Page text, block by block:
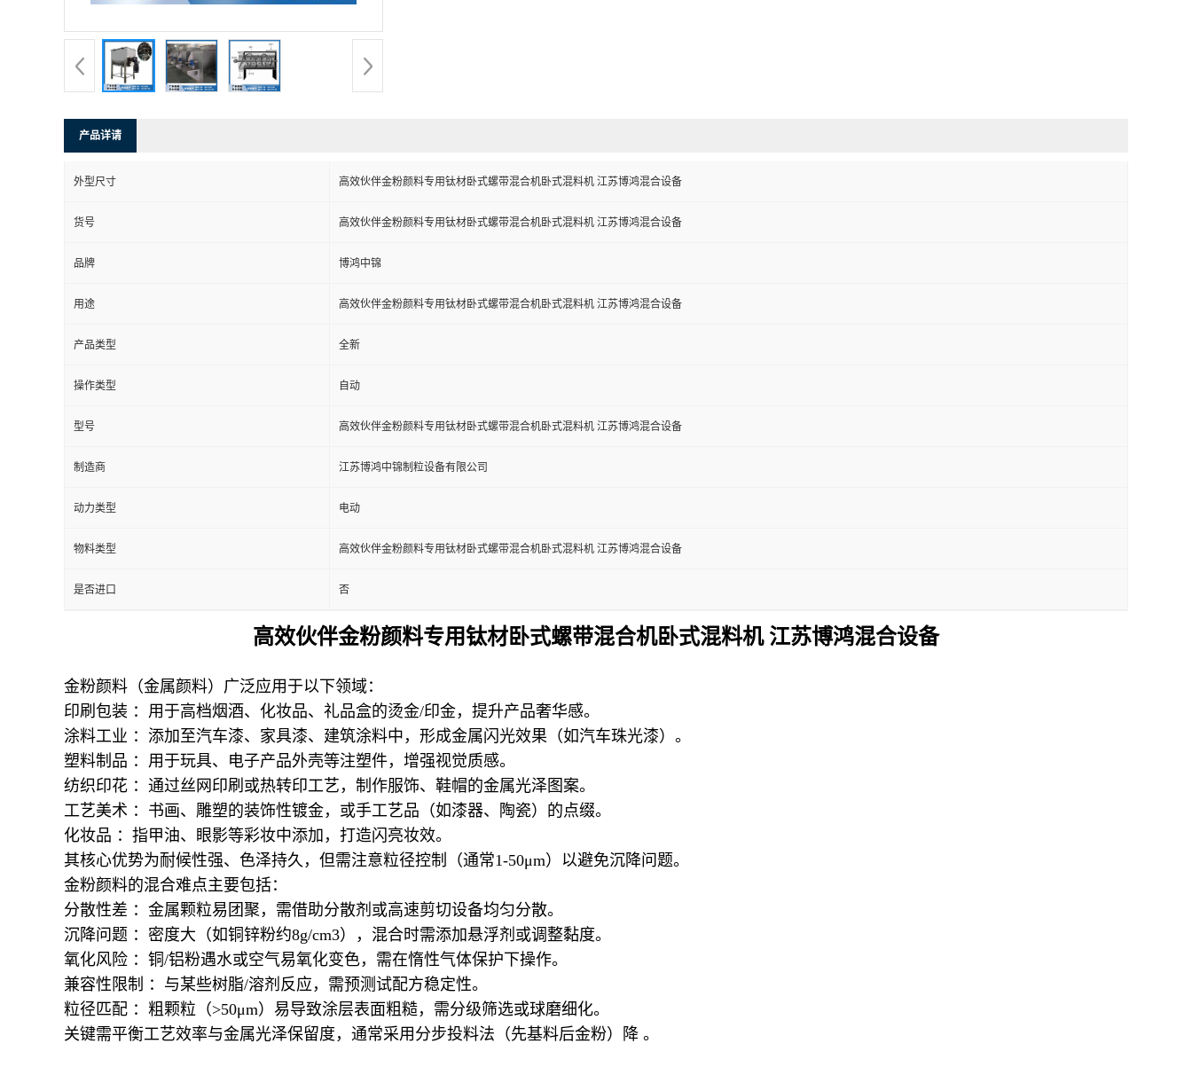
产品详请
外型尺寸 高效伙伴金粉颜料专用钛材卧式螺带混合机卧式混料机 江苏博鸿混合设备
货号 高效伙伴金粉颜料专用钛材卧式螺带混合机卧式混料机 江苏博鸿混合设备
品牌 博鸿中锦
用途 高效伙伴金粉颜料专用钛材卧式螺带混合机卧式混料机 江苏博鸿混合设备
产品类型 全新
操作类型 自动
型号 高效伙伴金粉颜料专用钛材卧式螺带混合机卧式混料机 江苏博鸿混合设备
制造商 江苏博鸿中锦制粒设备有限公司
动力类型 电动
物料类型 高效伙伴金粉颜料专用钛材卧式螺带混合机卧式混料机 江苏博鸿混合设备
是否进口 否
高效伙伴金粉颜料专用钛材卧式螺带混合机卧式混料机 江苏博鸿混合设备
金粉颜料（金属颜料）广泛应用于以下领域：
印刷包装 ：用于高档烟酒、化妆品、礼品盒的烫金/印金，提升产品奢华感。
涂料工业 ：添加至汽车漆、家具漆、建筑涂料中，形成金属闪光效果（如汽车珠光漆）。
塑料制品 ：用于玩具、电子产品外壳等注塑件，增强视觉质感。
纺织印花 ：通过丝网印刷或热转印工艺，制作服饰、鞋帽的金属光泽图案。
工艺美术 ：书画、雕塑的装饰性镀金，或手工艺品（如漆器、陶瓷）的点缀。
化妆品 ：指甲油、眼影等彩妆中添加，打造闪亮妆效。
其核心优势为耐候性强、色泽持久，但需注意粒径控制（通常1-50μm）以避免沉降问题。
金粉颜料的混合难点主要包括：
分散性差 ：金属颗粒易团聚，需借助分散剂或高速剪切设备均匀分散。
沉降问题 ：密度大（如铜锌粉约8g/cm3），混合时需添加悬浮剂或调整黏度。
氧化风险 ：铜/铝粉遇水或空气易氧化变色，需在惰性气体保护下操作。
兼容性限制 ：与某些树脂/溶剂反应，需预测试配方稳定性。
粒径匹配 ：粗颗粒（>50μm）易导致涂层表面粗糙，需分级筛选或球磨细化。
关键需平衡工艺效率与金属光泽保留度，通常采用分步投料法（先基料后金粉）降 。